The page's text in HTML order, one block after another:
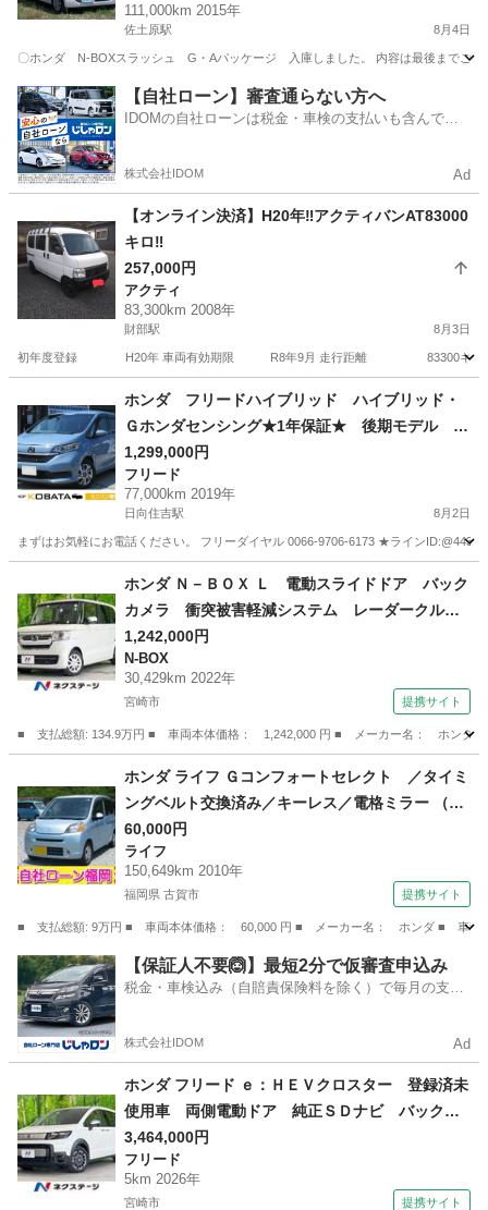
111,000km 2015年
佐土原駅 8月4日
〇ホンダ N-BOXスラッシュ G・Aパッケージ 入庫しました。 内容は最後までご確
宮崎 宮崎市 佐土原駅 N-BOX 車両
【自社ローン】審査通らない方へ
IDOMの自社ローンは税金・車検の支払いも含んでい
株式会社IDOM Ad
【オンライン決済】H20年‼️アクティバンAT83000
キロ‼️
257,000円
アクティ
83,300km 2008年
財部駅 8月3日
初年度登録 H20年 車両有効期限 R8年9月 走行距離 83300キロ 使用中のため
財部駅 アクティ 車両
ホンダ フリードハイブリッド ハイブリッド・
Ｇホンダセンシング★1年保証★ 後期モデル ６
人乗り 社外ＳＤナビ 地デジ バックカメラ
Ｂｌｕｅｔｏｏｔｈ 両側電動ドア アダプティ
ブクルコン ＥＴＣ オートエアコン スマート
1,299,000円
フリード
77,000km 2019年
日向住吉駅 8月2日
まずはお気軽にお電話ください。 フリーダイヤル 0066-9706-6173 ★ライン
日向住吉駅 フリード フリードハイブリッド
ホンダ Ｎ－ＢＯＸ Ｌ 電動スライドドア バック
カメラ 衝突被害軽減システム レーダークルー
ズ 禁煙車 ドラレコ コーナーセンサー スマ
ートキー ＬＥＤヘッド ビルトインＥＴＣ オ
ートライト オートエアコン （車検整備付）
1,242,000円
N-BOX
30,429km 2022年
宮崎市 提携サイト
■ 支払総額: 134.9万円 ■ 車両本体価格： 1,242,000 円 ■ メーカー名： ホン
N-BOX
ホンダ ライフ Ｇコンフォートセレクト ／タイミ
ングベルト交換済み／キーレス／電格ミラー （検
9.4）
60,000円
ライフ
150,649km 2010年
福岡県 古賀市 提携サイト
■ 支払総額: 9万円 ■ 車両本体価格： 60,000 円 ■ メーカー名： ホンダ ■ 車種
福岡 古賀市 ライフ
【保証人不要🙆】最短2分で仮審査申込み
税金・車検込み（自賠責保険料を除く）で毎月の支払
株式会社IDOM Ad
ホンダ フリード ｅ：ＨＥＶクロスター 登録済未
使用車 両側電動ドア 純正ＳＤナビ バックカ
メラ 衝突被害軽減システム レーダークルー
ズ ハーフレザーシート コーナーセンサー ス
マートキー ＬＥＤヘッド 純正１５インチアル
3,464,000円
フリード
5km 2026年
宮崎市 提携サイト